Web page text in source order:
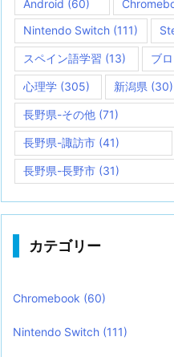
Android (60)
Nintendo Switch (111)
スペイン語学習 (13) ブ
心理学 (305) 新潟県 (30)
長野県-その他 (71)
長野県-諏訪市 (41)
長野県-長野市 (31)
カテゴリー
Chromebook (60)
Nintendo Switch (111)